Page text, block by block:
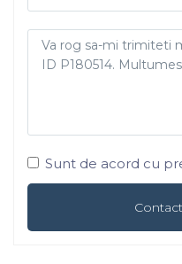
Sunt de acord cu